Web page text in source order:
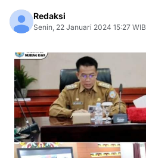
Redaksi
Senin, 22 Januari 2024 15:27 WIB